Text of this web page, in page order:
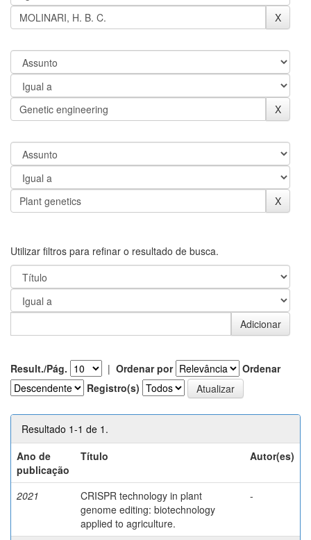
Utilizar filtros para refinar o resultado de busca.
Result./Pág. | Ordenar por
Ordenar
Registro(s)
Resultado 1-1 de 1.
Ano de
publicação
Título Autor(es)
2021
CRISPR technology in plant
genome editing: biotechnology
applied to agriculture.
-